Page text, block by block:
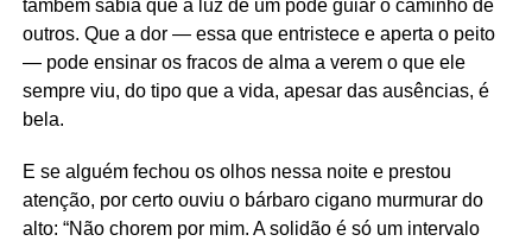
também sabia que a luz de um pode guiar o caminho de
outros. Que a dor — essa que entristece e aperta o peito
— pode ensinar os fracos de alma a verem o que ele
sempre viu, do tipo que a vida, apesar das ausências, é
bela.
E se alguém fechou os olhos nessa noite e prestou
atenção, por certo ouviu o bárbaro cigano murmurar do
alto: “Não chorem por mim. A solidão é só um intervalo